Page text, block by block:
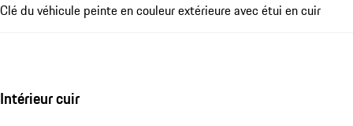
Clé du véhicule peinte en couleur extérieure avec étui en cuir
Intérieur cuir